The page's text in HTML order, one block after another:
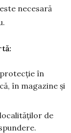
necesară
în
în magazine și
de